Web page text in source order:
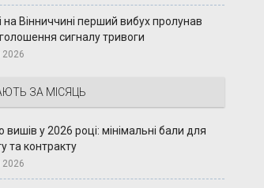
на Вінниччині перший вибух пролунав
сигналу тривоги
2026
ЗА МІСЯЦЬ
вишів у 2026 році: мінімальні бали для
та контракту
2026